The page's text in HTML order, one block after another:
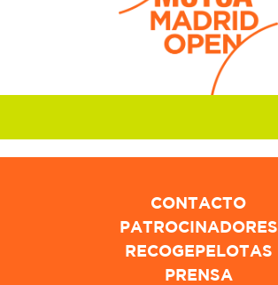
CONTACTO
PATROCINADORES
RECOGEPELOTAS
PRENSA